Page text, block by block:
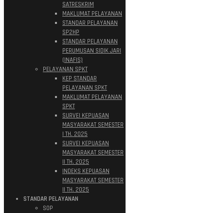
SATRESKRIM
MAKLUMAT PELAYANAN
STANDAR PELAYANAN
SP2HP
STANDAR PELAYANAN
PERUMUSAN SIDIK JARI
(INAFIS)
PELAYANAN SPKT
KEP STANDAR
PELAYANAN SPKT
MAKLUMAT PELAYANAN
SPKT
SURVEI KEPUASAN
MASYARAKAT SEMESTER
I TH. 2025
SURVEI KEPUASAN
MASYARAKAT SEMESTER
II TH. 2025
INDEKS KEPUASAN
MASYARAKAT SEMESTER
II TH. 2025
STANDAR PELAYANAN
SOP